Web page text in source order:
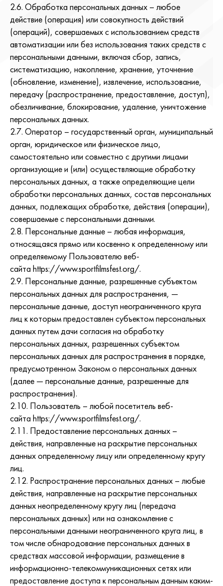
2.6. Обработка персональных данных – любое
действие (операция) или совокупность действий
(операций), совершаемых с использованием средств
автоматизации или без использования таких средств с
персональными данными, включая сбор, запись,
систематизацию, накопление, хранение, уточнение
(обновление, изменение), извлечение, использование,
передачу (распространение, предоставление, доступ),
обезличивание, блокирование, удаление, уничтожение
персональных данных.
2.7. Оператор – государственный орган, муниципальный
орган, юридическое или физическое лицо,
самостоятельно или совместно с другими лицами
организующие и (или) осуществляющие обработку
персональных данных, а также определяющие цели
обработки персональных данных, состав персональных
данных, подлежащих обработке, действия (операции),
совершаемые с персональными данными.
2.8. Персональные данные – любая информация,
относящаяся прямо или косвенно к определенному или
определяемому Пользователю веб-
сайта https://www.sportfilmsfest.org/.
2.9. Персональные данные, разрешенные субъектом
персональных данных для распространения, —
персональные данные, доступ неограниченного круга
лиц к которым предоставлен субъектом персональных
данных путем дачи согласия на обработку
персональных данных, разрешенных субъектом
персональных данных для распространения в порядке,
предусмотренном Законом о персональных данных
(далее — персональные данные, разрешенные для
распространения).
2.10. Пользователь – любой посетитель веб-
сайта https://www.sportfilmsfest.org/.
2.11. Предоставление персональных данных –
действия, направленные на раскрытие персональных
данных определенному лицу или определенному кругу
лиц.
2.12. Распространение персональных данных – любые
действия, направленные на раскрытие персональных
данных неопределенному кругу лиц (передача
персональных данных) или на ознакомление с
персональными данными неограниченного круга лиц, в
том числе обнародование персональных данных в
средствах массовой информации, размещение в
информационно-телекоммуникационных сетях или
предоставление доступа к персональным данным каким-